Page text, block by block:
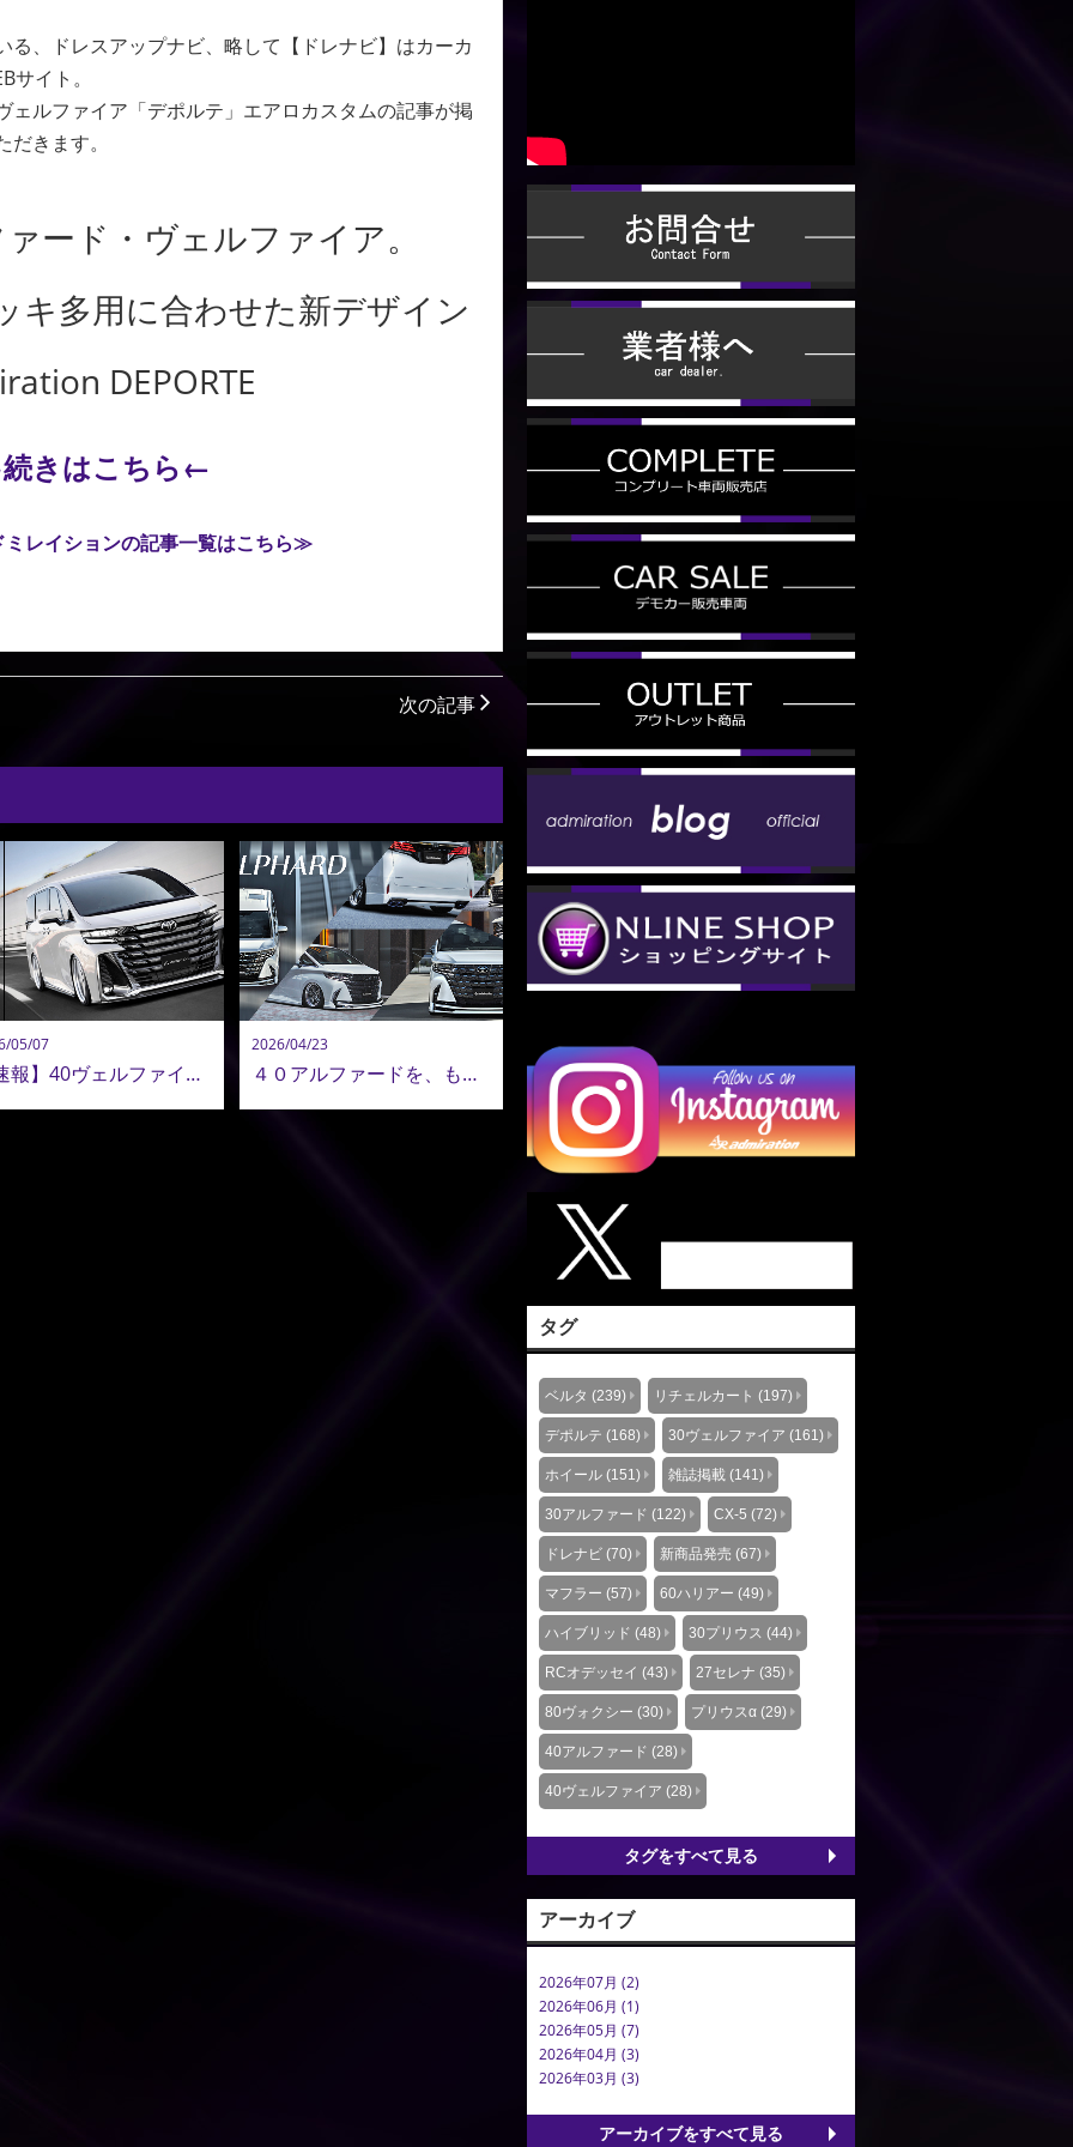
る、ドレスアップナビ、略して【ドレナビ】はカーカ
イト。
ェルファイア「デポルテ」エアロカスタムの記事が掲
きます。
ード・ヴェルファイア。
キ多用に合わせた新デザイン
DEPORTE
きはこちら←
ミレイションの記事一覧はこちら≫
次の記事
05/07
【速報】40ヴェルファイア コンプリートオーダー再開！ADMIRATION 40ヴェルファイア 最新カスタム公開！
2026/04/23
４０アルファードを、もう一段上の存在へ。造形美で魅せる。アドミレイションのエアロパーツ提案
タグ
ベルタ (239) リチェルカート (197)
デポルテ (168) 30ヴェルファイア (161)
ホイール (151) 雑誌掲載 (141)
30アルファード (122) CX-5 (72)
ドレナビ (70) 新商品発売 (67)
マフラー (57) 60ハリアー (49)
ハイブリッド (48) 30プリウス (44)
RCオデッセイ (43) 27セレナ (35)
80ヴォクシー (30) プリウスα (29)
40アルファード (28)
40ヴェルファイア (28)
タグをすべて見る
アーカイブ
2026年07月 (2)
2026年06月 (1)
2026年05月 (7)
2026年04月 (3)
2026年03月 (3)
アーカイブをすべて見る